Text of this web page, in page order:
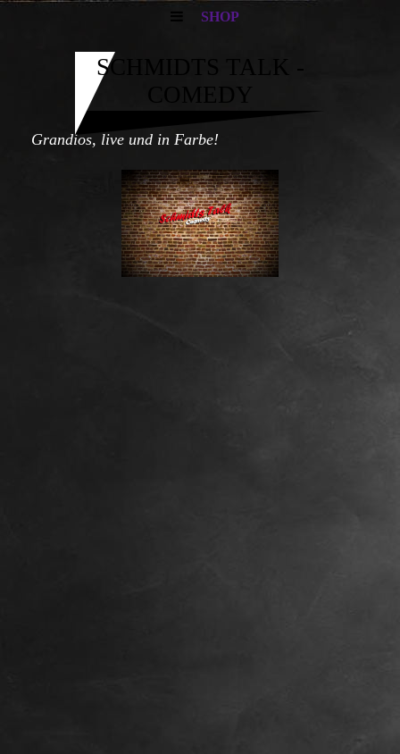
SHOP
SCHMIDTS TALK -
Grandios, live und in Farbe!